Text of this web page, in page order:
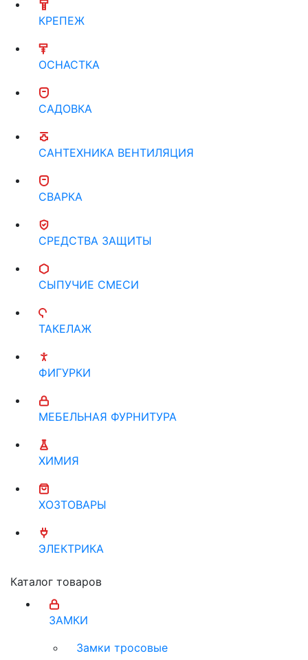
КРЕПЕЖ
ОСНАСТКА
САДОВКА
САНТЕХНИКА ВЕНТИЛЯЦИЯ
СВАРКА
СРЕДСТВА ЗАЩИТЫ
СЫПУЧИЕ СМЕСИ
ТАКЕЛАЖ
ФИГУРКИ
МЕБЕЛЬНАЯ ФУРНИТУРА
ХИМИЯ
ХОЗТОВАРЫ
ЭЛЕКТРИКА
Каталог товаров
ЗАМКИ
Замки тросовые